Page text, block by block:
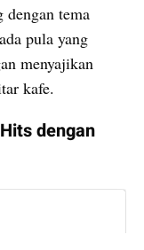
pula yang
menyajikan
kafe.
dengan